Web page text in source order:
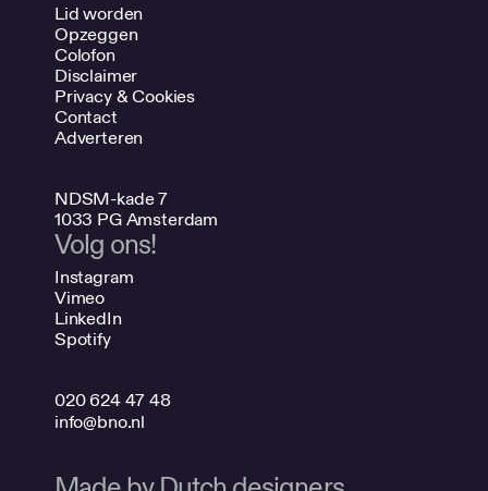
Lid worden
Opzeggen
Colofon
Disclaimer
Privacy & Cookies
Contact
Adverteren
NDSM-kade 7
1033 PG Amsterdam
Volg ons!
Instagram
Vimeo
LinkedIn
Spotify
020 624 47 48
info@bno.nl